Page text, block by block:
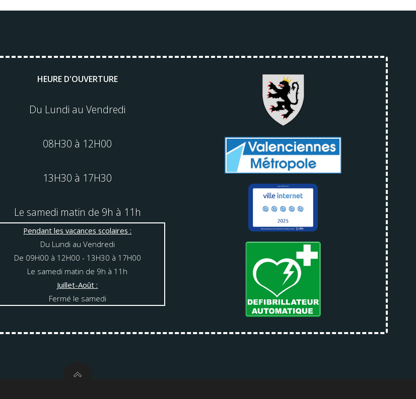
HEURE D'OUVERTURE
Du Lundi au Vendredi
08H30 à 12H00
13H30 à 17H30
Le samedi matin de 9h à 11h
Pendant les vacances scolaires :
Du Lundi au Vendredi
De 09H00 à 12H00 - 13H30 à 17H00
Le samedi matin de 9h à 11h
Juillet-Août :
Fermé le samedi